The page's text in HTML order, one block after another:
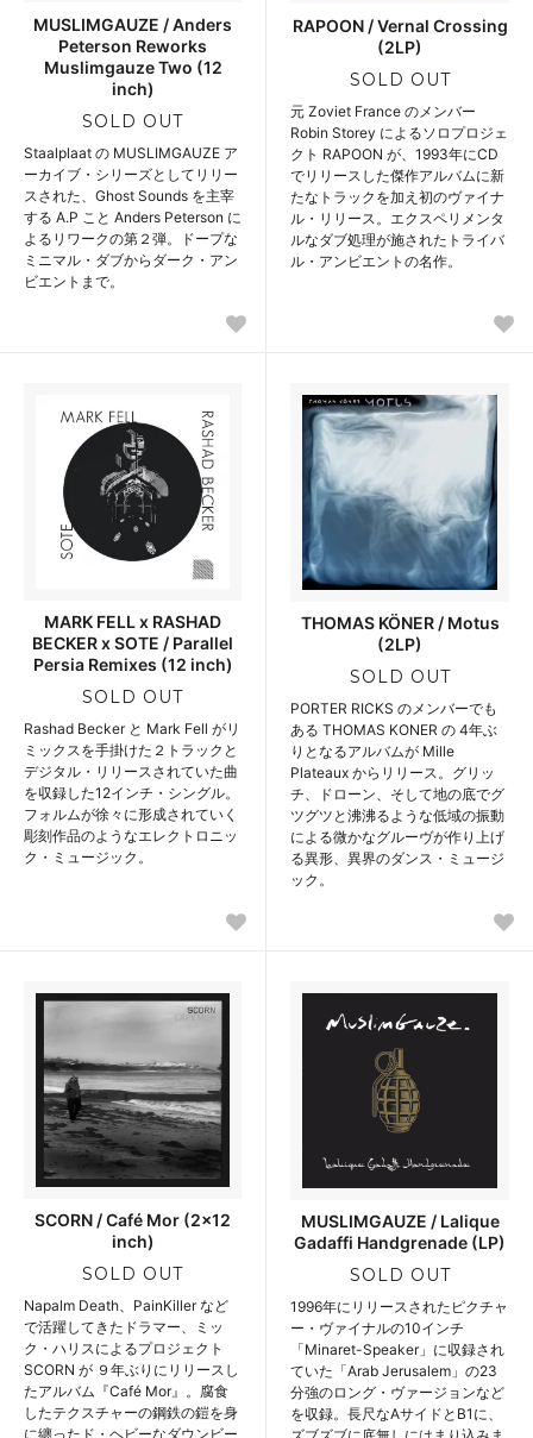
MUSLIMGAUZE / Anders
Peterson Reworks
Muslimgauze Two (12
inch)
SOLD OUT
Staalplaat の MUSLIMGAUZE ア
ーカイブ・シリーズとしてリリー
スされた、Ghost Sounds を主宰
する A.P こと Anders Peterson に
よるリワークの第２弾。ドープな
ミニマル・ダブからダーク・アン
ビエントまで。
RAPOON / Vernal Crossing
(2LP)
SOLD OUT
元 Zoviet France のメンバー
Robin Storey によるソロプロジェ
クト RAPOON が、1993年にCD
でリリースした傑作アルバムに新
たなトラックを加え初のヴァイナ
ル・リリース。エクスペリメンタ
ルなダブ処理が施されたトライバ
ル・アンビエントの名作。
MARK FELL x RASHAD
BECKER x SOTE / Parallel
Persia Remixes (12 inch)
SOLD OUT
Rashad Becker と Mark Fell がリ
ミックスを手掛けた２トラックと
デジタル・リリースされていた曲
を収録した12インチ・シングル。
フォルムが徐々に形成されていく
彫刻作品のようなエレクトロニッ
ク・ミュージック。
THOMAS KÖNER / Motus
(2LP)
SOLD OUT
PORTER RICKS のメンバーでも
ある THOMAS KONER の 4年ぶ
りとなるアルバムが Mille
Plateaux からリリース。グリッ
チ、ドローン、そして地の底でグ
ツグツと沸沸るような低域の振動
による微かなグルーヴが作り上げ
る異形、異界のダンス・ミュージ
ック。
SCORN / Café Mor (2x12
inch)
SOLD OUT
Napalm Death、PainKiller など
で活躍してきたドラマー、ミッ
ク・ハリスによるプロジェクト
SCORN が ９年ぶりにリリースし
たアルバム『Café Mor』。腐食
したテクスチャーの鋼鉄の鎧を身
に纏ったド・ヘビーなダウンビー
MUSLIMGAUZE / Lalique
Gadaffi Handgrenade (LP)
SOLD OUT
1996年にリリースされたピクチャ
ー・ヴァイナルの10インチ
「Minaret-Speaker」に収録され
ていた「Arab Jerusalem」の23
分強のロング・ヴァージョンなど
を収録。長尺なAサイドとB1に、